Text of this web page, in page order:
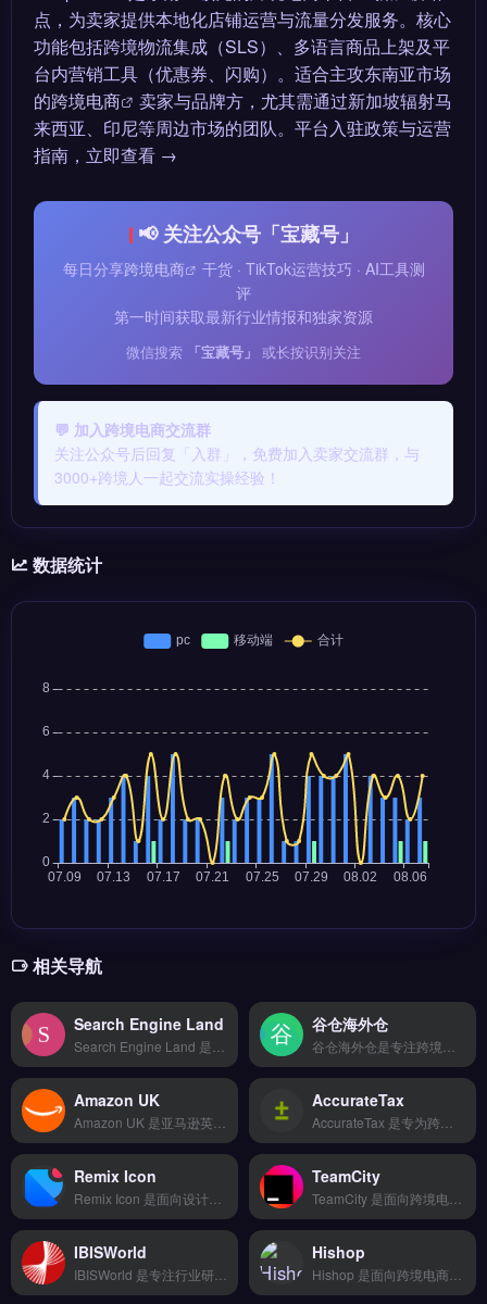
点，为卖家提供本地化店铺运营与流量分发服务。核心
功能包括跨境物流集成（SLS）、多语言商品上架及平
台内营销工具（优惠券、闪购）。适合主攻东南亚市场
的跨境电商
卖家与品牌方，尤其需通过新加坡辐射马
来西亚、印尼等周边市场的团队。平台入驻政策与运营
指南，立即查看 →
📢 关注公众号「宝藏号」
每日分享跨境电商
干货 · TikTok运营技巧 · AI工具测
评
第一时间获取最新行业情报和独家资源
微信搜索 「宝藏号」 或长按识别关注
💬 加入跨境电商交流群
关注公众号后回复「入群」，免费加入卖家交流群，与
3000+跨境人一起交流实操经验！
数据统计
相关导航
Search Engine Land 谷仓海外仓
Amazon UK AccurateTax
Remix Icon TeamCity
IBISWorld Hishop